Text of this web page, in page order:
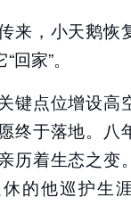
来，小天鹅恢
家”。
键点位增设高
终于落地。八
历着生态之变
的他巡护生